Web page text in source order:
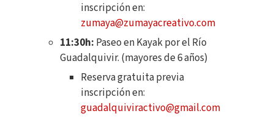
inscripción en:
zumaya@zumayacreativo.com
11:30h: Paseo en Kayak por el Río
Guadalquivir. (mayores de 6 años)
Reserva gratuita previa
inscripción en:
guadalquiviractivo@gmail.com